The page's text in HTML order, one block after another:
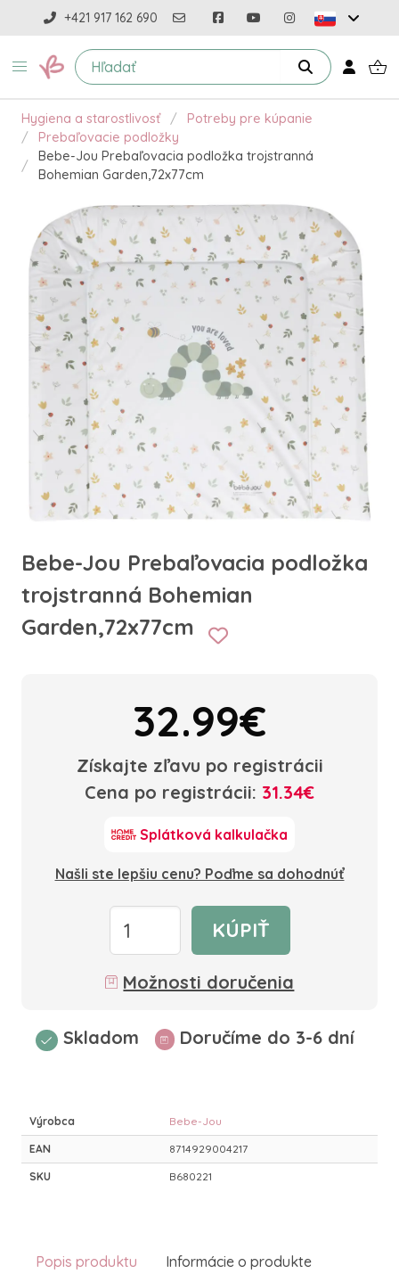
+421 917 162 690
Hygiena a starostlivosť
Potreby pre kúpanie
Prebaľovacie podložky
Bebe-Jou Prebaľovacia podložka trojstranná
Bohemian Garden,72x77cm
Bebe-Jou Prebaľovacia podložka
trojstranná Bohemian
Garden,72x77cm
32.99€
Získajte zľavu po registrácii
Cena po registrácii: 31.34€
Splátková kalkulačka
Našli ste lepšiu cenu? Poďme sa dohodnúť
KÚPIŤ
Možnosti doručenia
Skladom Doručíme do 3-6 dní
Výrobca Bebe-Jou
EAN 8714929004217
SKU B680221
Popis produktu Informácie o produkte